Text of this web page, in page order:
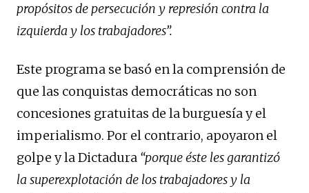
propósitos de persecución y represión contra la
izquierda y los trabajadores”.
Este programa se basó en la comprensión de
que las conquistas democráticas no son
concesiones gratuitas de la burguesía y el
imperialismo. Por el contrario, apoyaron el
golpe y la Dictadura “porque éste les garantizó
la superexplotación de los trabajadores y la